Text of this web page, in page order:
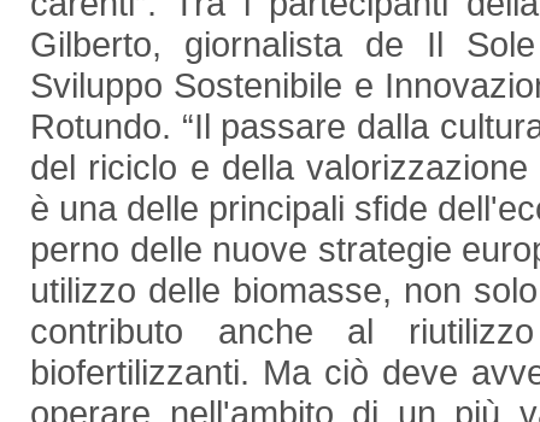
Gilberto, giornalista de Il
Sviluppo Sostenibile e
Rotundo. “Il passare dalla
del riciclo e della
è una delle principali sfide
perno delle nuove strategie
utilizzo delle biomasse, non
contributo anche al
biofertilizzanti. Ma ciò deve
operare nell'ambito di un più